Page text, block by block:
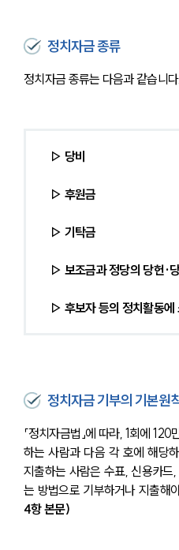
정치자금 종류
정치자금 종류는 다음과 같습니다.
▷ 당비
▷ 후원금
▷ 기탁금
▷ 보조금과 정당의 당헌·
▷ 후보자 등의 정치활동에
정치자금 기부의 기본원
「정치자금법」에 따라, 1회에
하는 사람과 다음 각 호에 해당
지출하는 사람은 수표, 신용카
는 방법으로 기부하거나 지출해
4항 본문)